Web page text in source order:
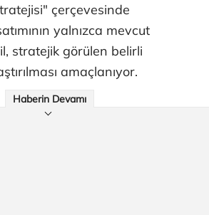
çerçevesinde
yalnızca mevcut
stratejik görülen belirli
amaçlanıyor.
Haberin Devamı